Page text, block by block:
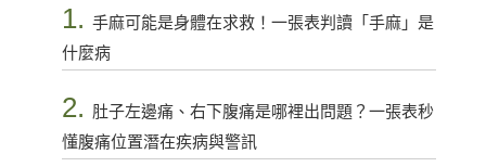
1. 手麻可能是身體在求救！一張表判讀「手麻」是
什麼病
2. 肚子左邊痛、右下腹痛是哪裡出問題？一張表秒
懂腹痛位置潛在疾病與警訊